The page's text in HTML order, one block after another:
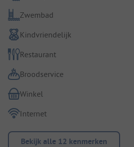
Zwembad
Kindvriendelijk
Restaurant
Broodservice
Winkel
Internet
Bekijk alle 12 kenmerken